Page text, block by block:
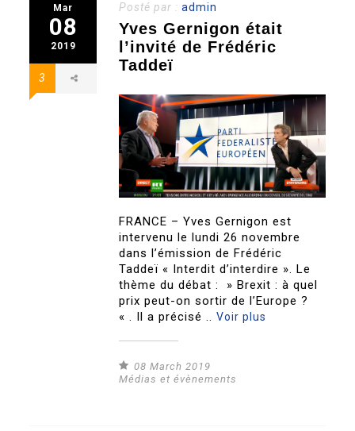
Mar
08
2019
3
Posté par :admin
Yves Gernigon était
l’invité de Frédéric
Taddeï
FRANCE – Yves Gernigon est
intervenu le lundi 26 novembre
dans l’émission de Frédéric
Taddeï « Interdit d’interdire ». Le
thème du débat : » Brexit : à quel
prix peut-on sortir de l’Europe ?
« . Il a précisé ..Voir plus
08 March 2019
Médias et évènements